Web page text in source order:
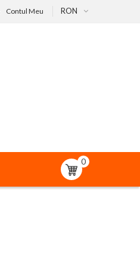
RON
Contul Meu
0